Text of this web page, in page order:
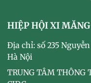
HIỆP HỘI XI
Địa chỉ: số 235
Hà Nội
TRUNG TÂM THÔNG